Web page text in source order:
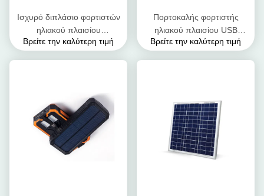
Ισχυρό διπλάσιο φορτιστών
ηλιακού πλαισίου
στρατοπέδευσης - στρώμα
Βρείτε την καλύτερη τιμή
Πορτοκαλής φορτιστής
ηλιακού πλαισίου USB
χρώματος, φορητός
Βρείτε την καλύτερη τιμή